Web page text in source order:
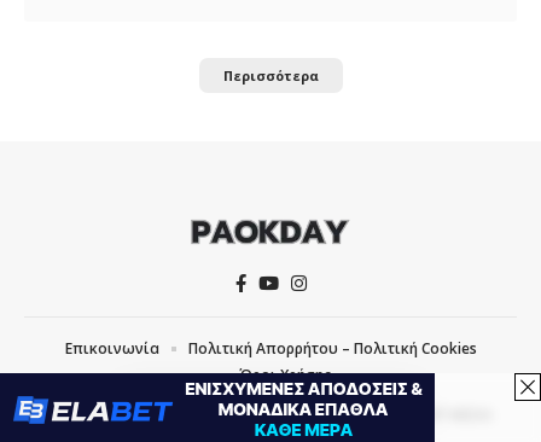
Περισσότερα
COPYRIGHT © 2026 PAOKDAY | CREATED WITH
Επικοινωνία
Πολιτική Απορρήτου – Πολιτική Cookies
Όροι Χρήσης